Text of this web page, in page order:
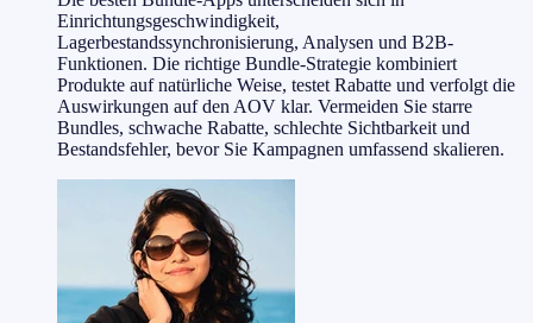
Einrichtungsgeschwindigkeit,
Lagerbestandssynchronisierung, Analysen und B2B-
Funktionen. Die richtige Bundle-Strategie kombiniert
Produkte auf natürliche Weise, testet Rabatte und verfolgt die
Auswirkungen auf den AOV klar. Vermeiden Sie starre
Bundles, schwache Rabatte, schlechte Sichtbarkeit und
Bestandsfehler, bevor Sie Kampagnen umfassend skalieren.